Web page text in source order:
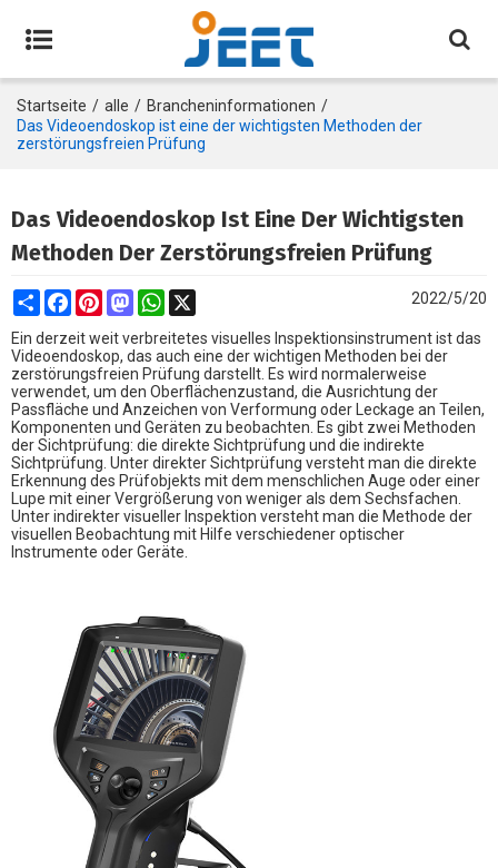
Startseite / alle / Brancheninformationen /
Das Videoendoskop ist eine der wichtigsten Methoden der
zerstörungsfreien Prüfung
Das Videoendoskop Ist Eine Der Wichtigsten
Methoden Der Zerstörungsfreien Prüfung
ShareFacebookPinterestMastodonWhatsApp 2022/5/20
Ein derzeit weit verbreitetes visuelles Inspektionsinstrument ist das
Videoendoskop, das auch eine der wichtigen Methoden bei der
zerstörungsfreien Prüfung darstellt. Es wird normalerweise
verwendet, um den Oberflächenzustand, die Ausrichtung der
Passfläche und Anzeichen von Verformung oder Leckage an Teilen,
Komponenten und Geräten zu beobachten. Es gibt zwei Methoden
der Sichtprüfung: die direkte Sichtprüfung und die indirekte
Sichtprüfung. Unter direkter Sichtprüfung versteht man die direkte
Erkennung des Prüfobjekts mit dem menschlichen Auge oder einer
Lupe mit einer Vergrößerung von weniger als dem Sechsfachen.
Unter indirekter visueller Inspektion versteht man die Methode der
visuellen Beobachtung mit Hilfe verschiedener optischer
Instrumente oder Geräte.